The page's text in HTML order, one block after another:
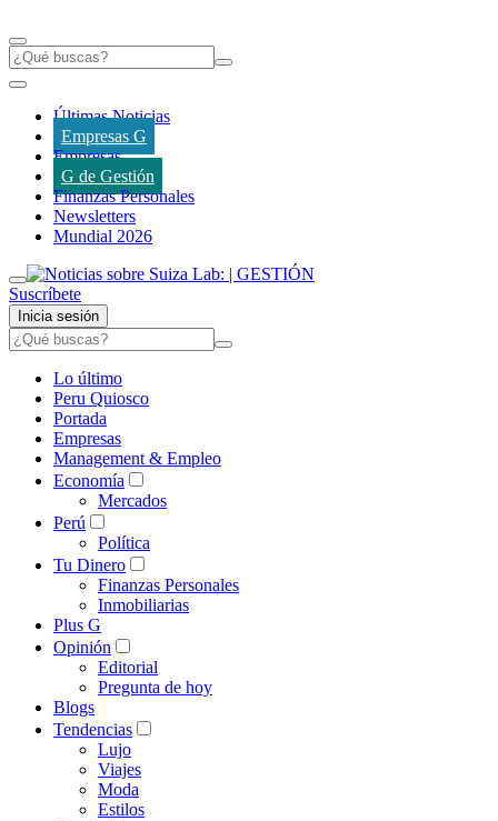
Últimas Noticias
Empresas G
Empresas
G de Gestión
Finanzas Personales
Newsletters
Mundial 2026
Suscríbete
Inicia sesión
Lo último
Peru Quiosco
Portada
Empresas
Management & Empleo
Economía
Mercados
Perú
Política
Tu Dinero
Finanzas Personales
Inmobiliarias
Plus G
Opinión
Editorial
Pregunta de hoy
Blogs
Tendencias
Lujo
Viajes
Moda
Estilos